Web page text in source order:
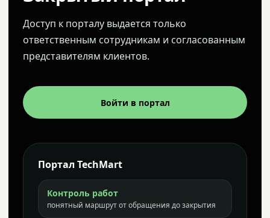
Доступ к порталу выдается только
ответственным сотрудникам и согласованным
представителям клиентов.
Войти в портал
Портал TechMart
Контроль работ
понятный маршрут от обращения до закрытия